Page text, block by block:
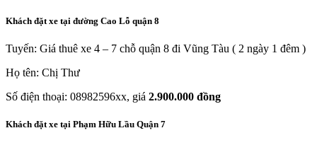
Khách đặt xe tại đường Cao Lỗ quận 8
Tuyến: Giá thuê xe 4 – 7 chỗ quận 8 đi Vũng Tàu ( 2 ngày 1 đêm )
Họ tên: Chị Thư
Số điện thoại: 08982596xx, giá 2.900.000 đồng
Khách đặt xe tại Phạm Hữu Lầu Quận 7